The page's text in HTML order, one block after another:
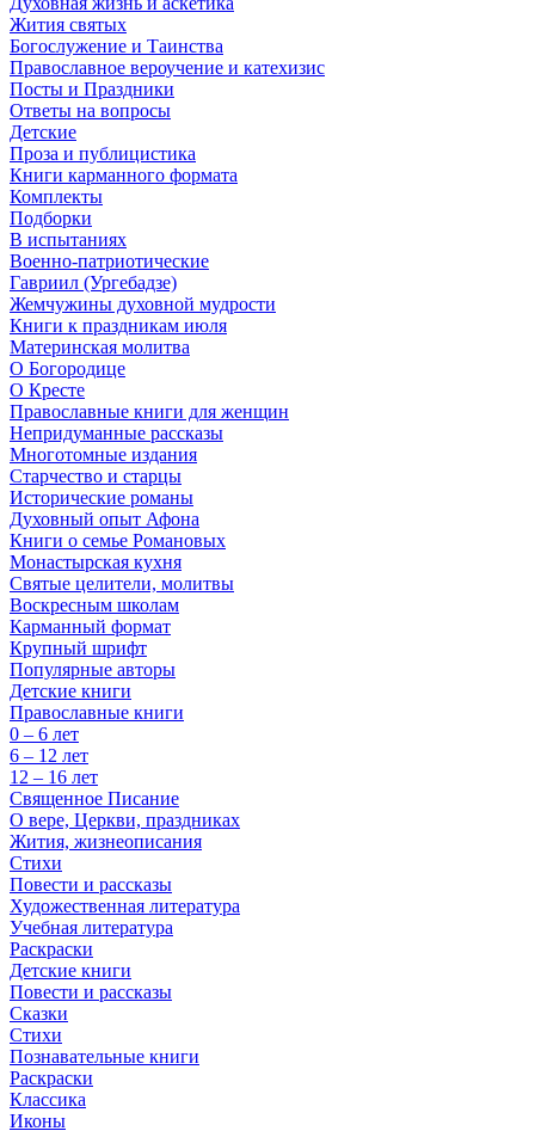
Жития святых
Богослужение и Таинства
Православное вероучение и катехизис
Посты и Праздники
Ответы на вопросы
Детские
Проза и публицистика
Книги карманного формата
Комплекты
Подборки
В испытаниях
Военно-патриотические
Гавриил (Ургебадзе)
Жемчужины духовной мудрости
Книги к праздникам июля
Материнская молитва
О Богородице
О Кресте
Православные книги для женщин
Непридуманные рассказы
Многотомные издания
Старчество и старцы
Исторические романы
Духовный опыт Афона
Книги о семье Романовых
Монастырская кухня
Святые целители, молитвы
Воскресным школам
Карманный формат
Крупный шрифт
Популярные авторы
Детские книги
Православные книги
0 – 6 лет
6 – 12 лет
12 – 16 лет
Священное Писание
О вере, Церкви, праздниках
Жития, жизнеописания
Стихи
Повести и рассказы
Художественная литература
Учебная литература
Раскраски
Детские книги
Повести и рассказы
Сказки
Стихи
Познавательные книги
Раскраски
Классика
Иконы